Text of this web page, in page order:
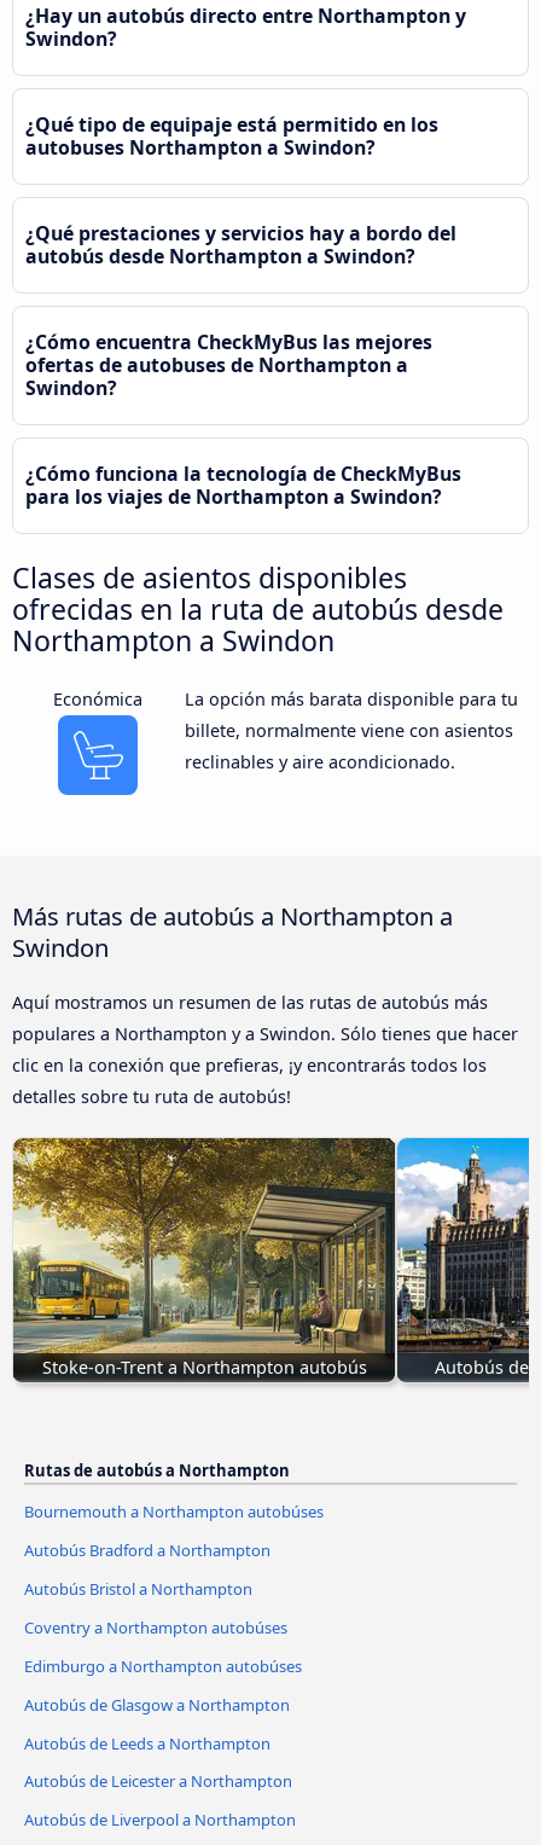
¿Hay un autobús directo entre Northampton y
Swindon?
¿Qué tipo de equipaje está permitido en los
autobuses Northampton a Swindon?
¿Qué prestaciones y servicios hay a bordo del
autobús desde Northampton a Swindon?
¿Cómo encuentra CheckMyBus las mejores
ofertas de autobuses de Northampton a
Swindon?
¿Cómo funciona la tecnología de CheckMyBus
para los viajes de Northampton a Swindon?
Clases de asientos disponibles
ofrecidas en la ruta de autobús desde
Northampton a Swindon
Económica
La opción más barata disponible para tu
billete, normalmente viene con asientos
reclinables y aire acondicionado.
Más rutas de autobús a Northampton a
Swindon
Aquí mostramos un resumen de las rutas de autobús más
populares a Northampton y a Swindon. Sólo tienes que hacer
clic en la conexión que prefieras, ¡y encontrarás todos los
detalles sobre tu ruta de autobús!
Stoke-on-Trent a Northampton autobús Autobús de
Rutas de autobús a Northampton
Bournemouth a Northampton autobúses
Autobús Bradford a Northampton
Autobús Bristol a Northampton
Coventry a Northampton autobúses
Edimburgo a Northampton autobúses
Autobús de Glasgow a Northampton
Autobús de Leeds a Northampton
Autobús de Leicester a Northampton
Autobús de Liverpool a Northampton